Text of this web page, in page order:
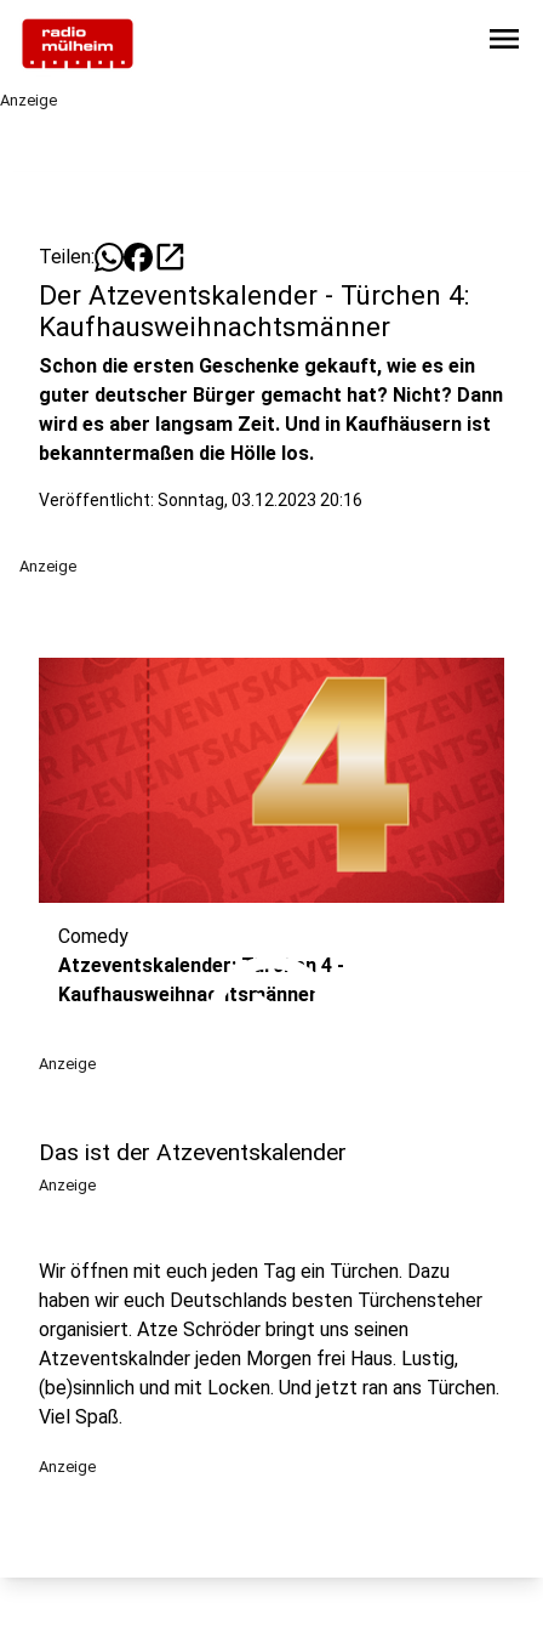
menu
Anzeige
Teilen: open_in_new
Der Atzeventskalender - Türchen 4:
Kaufhausweihnachtsmänner
Schon die ersten Geschenke gekauft, wie es ein
guter deutscher Bürger gemacht hat? Nicht? Dann
wird es aber langsam Zeit. Und in Kaufhäusern ist
bekanntermaßen die Hölle los.
Veröffentlicht: Sonntag, 03.12.2023 20:16
Anzeige
play_circle
Comedy
Atzeventskalender: Türchen 4 -
Kaufhausweihnachtsmänner
Anzeige
Das ist der Atzeventskalender
Anzeige
Wir öffnen mit euch jeden Tag ein Türchen. Dazu
haben wir euch Deutschlands besten Türchensteher
organisiert. Atze Schröder bringt uns seinen
Atzeventskalnder jeden Morgen frei Haus. Lustig,
(be)sinnlich und mit Locken. Und jetzt ran ans Türchen.
Viel Spaß.
Anzeige